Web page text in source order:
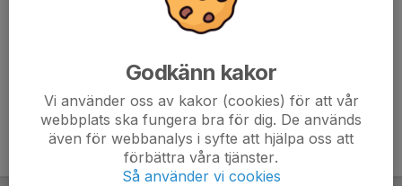
Ledare
Godkänn kakor
Vi använder oss av kakor (cookies) för att vår
webbplats ska fungera bra för dig. De används
även för webbanalys i syfte att hjälpa oss att
förbättra våra tjänster.
Så använder vi cookies